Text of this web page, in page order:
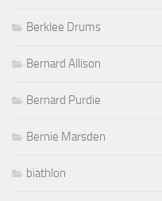
Berklee Drums
Bernard Allison
Bernard Purdie
Bernie Marsden
biathlon